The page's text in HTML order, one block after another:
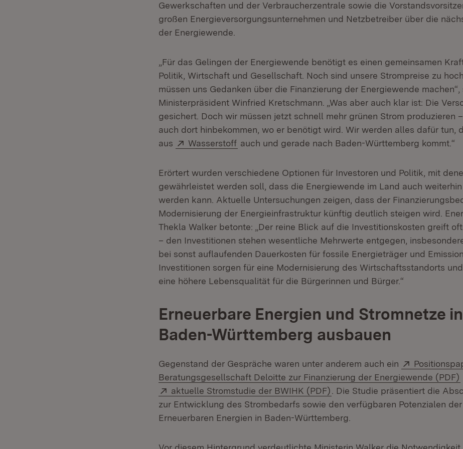
Gewerkschaften und der Verbraucherzentrale sowie die
großen Energieversorgungsunternehmen und Netzbetreiber über die
der Energiewende.
„Für das Gelingen der Energiewende benötigt es einen gemeinsamen
Politik, Wirtschaft und Gesellschaft. Noch sind unsere Strompreise zu
müssen uns Gedanken über die Finanzierung der Energiewende machen“,
Ministerpräsident Winfried Kretschmann. „Was aber auch klar ist: Die
gesichert. Doch wir müssen jetzt schnell mehr grünen Strom produzieren
auch dort hinbekommen, wo er benötigt wird. Wir werden alles dafür tun,
aus
Extern:
Wasserstoff (Öffnet in neuem Fenster)
auch und gerade nach Baden-Württemberg kommt.“
Erörtert wurden verschiedene Optionen für Investoren und Politik, mit
gewährleistet werden soll, dass die Energiewende im Land auch
werden kann. Aktuelle Untersuchungen zeigen, dass der
Modernisierung der Energieinfrastruktur künftig deutlich steigen wird.
Thekla Walker betonte: „Der reine Blick auf die Investitionskosten greift
– den Investitionen stehen wesentliche Mehrwerte entgegen,
bei sonst auflaufenden Dauerkosten für fossile Energieträger und
Investitionen sorgen für eine Modernisierung des Wirtschaftsstandorts
eine höhere Lebensqualität für die Bürgerinnen und Bürger.“
Erneuerbare Energien und Stromnetze in
Baden-Württemberg ausbauen
Gegenstand der Gespräche waren unter anderem auch ein Extern:
Beratungsgesellschaft Deloitte zur Finanzierung der Energiewende (PDF)
Extern:
aktuelle Stromstudie der BWIHK (PDF) (Öffnet in neuem Fenster)
. Die Studie präsentiert die
zur Entwicklung des Strombedarfs sowie den verfügbaren Potenzialen der
Erneuerbaren Energien in Baden-Württemberg.